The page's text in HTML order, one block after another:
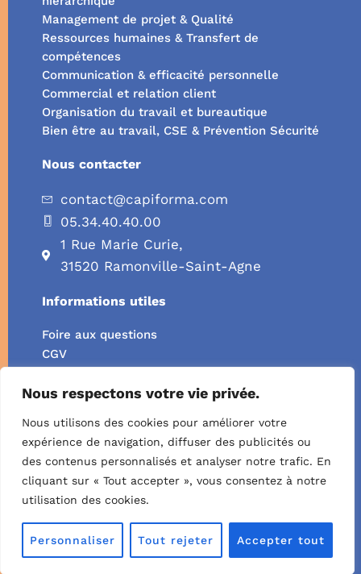
Nous respectons votre vie privée.
Nous utilisons des cookies pour améliorer votre
expérience de navigation, diffuser des publicités ou
des contenus personnalisés et analyser notre trafic. En
cliquant sur « Tout accepter », vous consentez à notre
utilisation des cookies.
Personnaliser Tout rejeter Accepter tout
Management de projet & Qualité
Ressources humaines & Transfert de
compétences
Communication & efficacité personnelle
Commercial et relation client
Organisation du travail et bureautique
Bien être au travail, CSE & Prévention Sécurité
Nous contacter
contact@capiforma.com
05.34.40.40.00
1 Rue Marie Curie,
31520 Ramonville-Saint-Agne
Informations utiles
Foire aux questions
CGV
Certificat Qualiopi
Livret d'accueil
Bulletin d'inscription
©2025 Capiforma |Mentions légales|Confidentialité